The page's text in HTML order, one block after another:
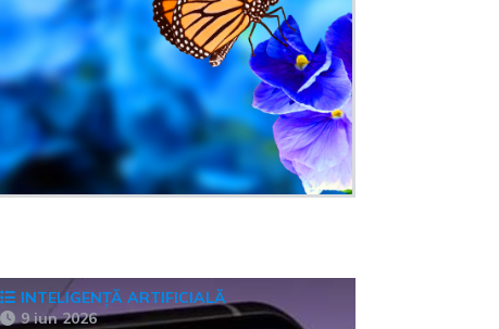
INTELIGENȚĂ ARTIFICIALĂ
9 iun 2026